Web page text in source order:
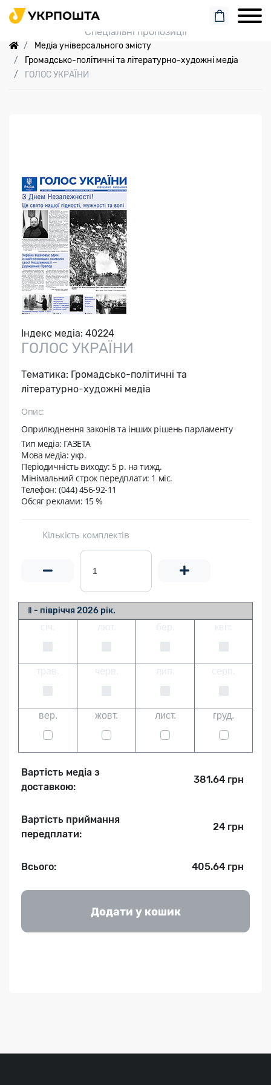
Пошук замовлення
Спеціальні пропозиції
Медіа універсального змісту
Громадсько-політичні та літературно-художні медіа
ГОЛОС УКРАЇНИ
Індекс медіа: 40224
ГОЛОС УКРАЇНИ
Тематика: Громадсько-політичні та
літературно-художні медіа
Опис:
Оприлюднення законів та інших рішень парламенту
Тип медіа: ГАЗЕТА
Мова медіа: укр.
Періодичність виходу: 5 р. на тижд.
Мінімальний строк передплати: 1 міс.
Телефон: (044) 456-92-11
Обсяг реклами: 15 %
Кількість комплектів
Ⅱ - півріччя 2026 рік.
вер. жовт. лист. груд.
Вартість медіа з
доставкою:
381.64 грн
Вартість приймання
передплати:
24 грн
Всього: 405.64 грн
Додати у кошик